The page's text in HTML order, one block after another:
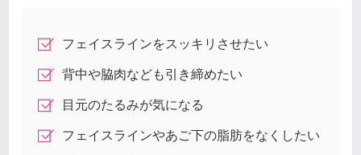
フェイスラインをスッキリさせたい
背中や脇肉なども引き締めたい
目元のたるみが気になる
フェイスラインやあご下の脂肪をなくしたい